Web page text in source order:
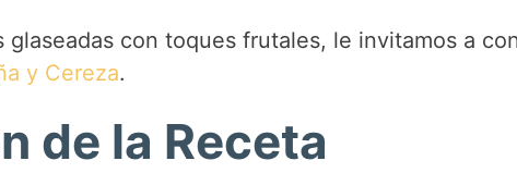
d
glaseadas con toques frutales, le invitamos a
y Cereza.
de la Receta